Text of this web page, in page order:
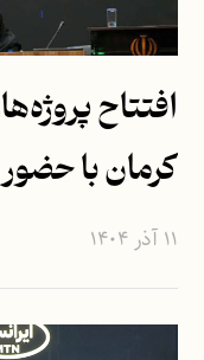
افتتاح
کرمان با
۱۱ آذر ۱۴۰۴